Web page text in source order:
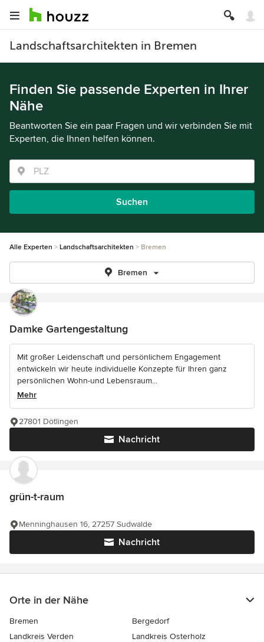
Landschaftsarchitekten in Bremen
Finden Sie passende Experten in Ihrer
Nähe
Beantworten Sie ein paar Fragen und wir verbinden Sie mit
Experten, die Ihnen helfen können.
Suchen
Alle Experten Landschaftsarchitekten Bremen
Bremen
Damke Gartengestaltung
Mit großer Leidenschaft und persönlichem Engagement
entwickeln wir heute individuelle Konzepte für Ihren ganz
persönlichen Wohn-und Lebensraum...
Mehr
Nachricht
27801 Dötlingen
grün-t-raum
Nachricht
Menninghausen 16, 27257 Sudwalde
Orte in der Nähe
Bremen
Bergedorf
Landkreis Verden
Landkreis Osterholz